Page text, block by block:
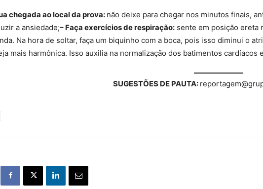
chegada ao local da prova: não deixe para chegar nos minutos finais,
a ansiedade;– Faça exercícios de respiração: sente em posição ereta
Na hora de soltar, faça um biquinho com a boca, pois isso diminui o
mais harmônica. Isso auxilia na normalização dos batimentos cardíacos
SUGESTÕES DE PAUTA: